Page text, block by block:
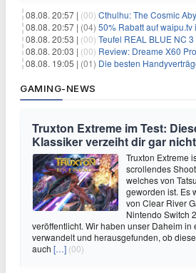
08.08. 20:57 | (00) Cthulhu: The Cosmic Abyss
08.08. 20:57 | (04) 50% Rabatt auf waipu.tv inkl. Netflix
08.08. 20:53 | (00) Teufel REAL BLUE NC 3 Over-
08.08. 20:03 | (00) Review: Dreame X60 Pro Ultra Complete im Test: 42.000 Pa,
08.08. 19:05 | (01) Die besten Handyverträge der Woche –
GAMING-NEWS
Truxton Extreme im Test:
Klassiker verzeiht dir gar
Truxton Extreme
scrollendes
welches von
geworden ist. Es
von Clear River
Nintendo Switch
veröffentlicht. Wir haben unser Daheim in
verwandelt und herausgefunden, ob
auch […] (00)